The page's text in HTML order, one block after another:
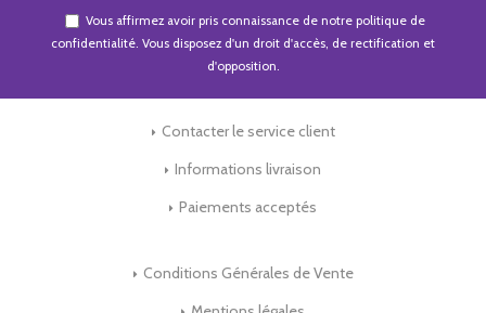
Vous affirmez avoir pris connaissance de notre politique de
confidentialité. Vous disposez d'un droit d'accès, de rectification et
d'opposition.
Contacter le service client
Informations livraison
Paiements acceptés
Conditions Générales de Vente